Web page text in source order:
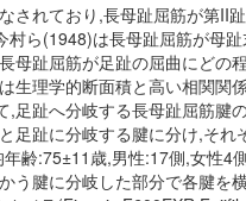
されており,長母趾屈筋が第
ら(1948)は長母趾屈筋が母
母趾屈筋が足趾の屈曲にど
生理学的断面積と高い相関
趾へ分岐する長母趾屈筋
足趾に分岐する腱に分け,そ
齢:75±11歳,男性:17側,女性
腱に分岐した部分で各腱